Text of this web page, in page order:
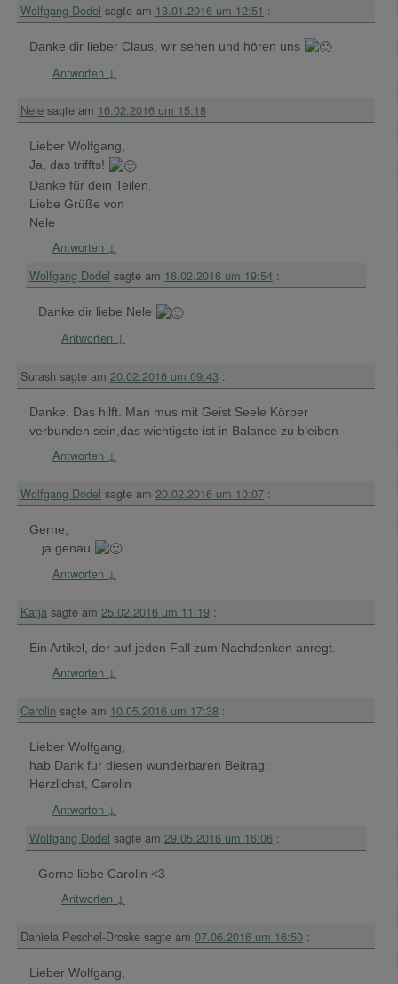
Wolfgang Dodel sagte am 13.01.2016 um 12:51 :
Danke dir lieber Claus, wir sehen und hören uns
Antworten ↓
Nele sagte am 16.02.2016 um 15:18 :
Lieber Wolfgang,
Ja, das triffts!
Danke für dein Teilen.
Liebe Grüße von
Nele
Antworten ↓
Wolfgang Dodel sagte am 16.02.2016 um 19:54 :
Danke dir liebe Nele
Antworten ↓
Surash sagte am 20.02.2016 um 09:43 :
Danke. Das hilft. Man mus mit Geist Seele Körper
verbunden sein,das wichtigste ist in Balance zu bleiben
Antworten ↓
Wolfgang Dodel sagte am 20.02.2016 um 10:07 :
Gerne,
…ja genau
Antworten ↓
Katja sagte am 25.02.2016 um 11:19 :
Ein Artikel, der auf jeden Fall zum Nachdenken anregt.
Antworten ↓
Carolin sagte am 10.05.2016 um 17:38 :
Lieber Wolfgang,
hab Dank für diesen wunderbaren Beitrag:
Herzlichst, Carolin
Antworten ↓
Wolfgang Dodel sagte am 29.05.2016 um 16:06 :
Gerne liebe Carolin <3
Antworten ↓
Daniela Peschel-Droske sagte am 07.06.2016 um 16:50 :
Lieber Wolfgang,